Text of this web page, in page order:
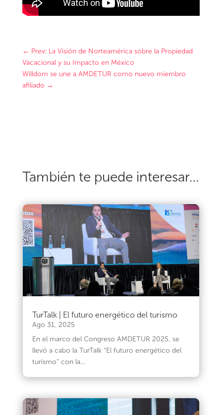
← Prev: La Visión de Norteamérica sobre la Propiedad
Vacacional y su Impacto en México
Willdom se une a AMDETUR como nuevo miembro
afiliado →
También te puede interesar…
TurTalk | El futuro energético del turismo
Ago 31, 2025
En el marco del Congreso AMDETUR 2025, se
llevó a cabo la TurTalk “El futuro energético del
turismo” con la...